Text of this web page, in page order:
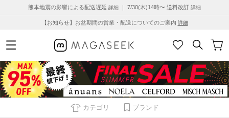
熊本地震の影響による配送遅延 詳細 ｜ 7/30(木)14時〜 送料改訂 詳細
【お知らせ】お盆期間の営業・配送についてのご案内 詳細
カテゴリ ブランド